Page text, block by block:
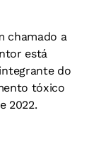
chamado a
está
do
tóxico
2022.